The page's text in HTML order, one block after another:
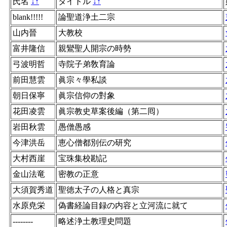
blank!!!!!
論聖道浄土二宗
山内晉
大教校
富井隆信
親鸞聖人開宗の時勢
弓波明哲
寺院子弟敎育論
前田慧雲
眞宗々學私談
朝日保寧
眞宗信仰の對象
花田凌雲
眞宗教史草案後編（第二囘）
岩田秋雲
愚僧愚感
今津洪岳
恵心僧都別伝の研究
大村西崖
宝珠集校勘記
金山法竜
密教の正意
大須賀秀道
聖徳太子の人格と真宗
水原尭栄
偽書経論目録の内容と立河流に就て
--------
略述浄土教理史問題